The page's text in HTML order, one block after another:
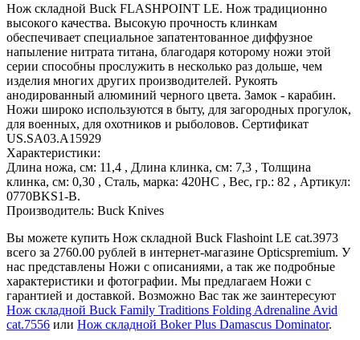
Hож складной Buck FLASHPOINT LE. Нож традиционно
высокого качества. Высокую прочность клинкам
обеспечивает специальное запатентованное диффузное
напыление нитрата титана, благодаря которому ножи этой
серии способны прослужить в несколько раз дольше, чем
изделия многих других производителей. Рукоять
анодированный алюминий черного цвета. Замок - карабин.
Ножи широко используются в быту, для загородных прогулок,
для военных, для охотников и рыболовов. Сертификат
US.SA03.A15929
Характеристики:
Длина ножа, см: 11,4 , Длина клинка, см: 7,3 , Толщина
клинка, см: 0,30 , Сталь, марка: 420НС , Вес, гр.: 82 , Артикул:
0770BKS1-B.
Производитель: Buck Knives
Вы можете купить Hож складной Buck Flashoint LE cat.3973
всего за 2760.00 рублей в интернет-магазине Opticspremium. У
нас представлены Ножи с описаниями, а так же подробные
характеристики и фотографии. Мы предлагаем Ножи с
гарантией и доставкой. Возможно Вас так же заинтересуют
Нож складной Buck Family Traditions Folding Adrenaline Avid
cat.7556 или Нож складной Boker Plus Damascus Dominator.